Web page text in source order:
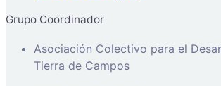
Grupo Coordinador
Asociación Colectivo para el
Tierra de Campos